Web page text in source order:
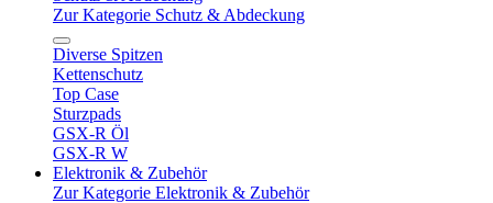
Zur Kategorie Schutz & Abdeckung
Diverse Spitzen
Kettenschutz
Top Case
Sturzpads
GSX-R Öl
GSX-R W
Elektronik & Zubehör
Zur Kategorie Elektronik & Zubehör